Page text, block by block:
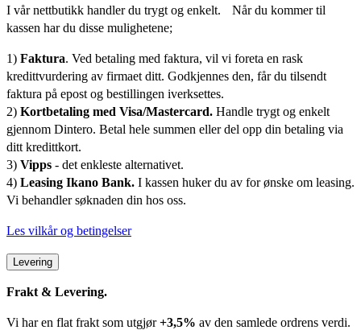
I vår nettbutikk handler du trygt og enkelt. Når du kommer til
kassen har du disse mulighetene;
1) Faktura. Ved betaling med faktura, vil vi foreta en rask
kredittvurdering av firmaet ditt. Godkjennes den, får du tilsendt
faktura på epost og bestillingen iverksettes.
2) Kortbetaling med Visa/Mastercard. Handle trygt og enkelt
gjennom Dintero. Betal hele summen eller del opp din betaling via
ditt kredittkort.
3) Vipps - det enkleste alternativet.
4) Leasing Ikano Bank. I kassen huker du av for ønske om leasing.
Vi behandler søknaden din hos oss.
Les vilkår og betingelser
Levering
Frakt & Levering.
Vi har en flat frakt som utgjør+3,5% av den samlede ordrens verdi.